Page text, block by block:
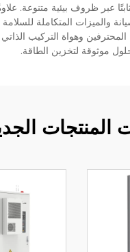
عبر ظروف بيئية متنوعة.
والميزات المتكاملة للسلامة
المحترفين وهواة التركيب
موثوقة لتخزين الطاقة.
المنتجات